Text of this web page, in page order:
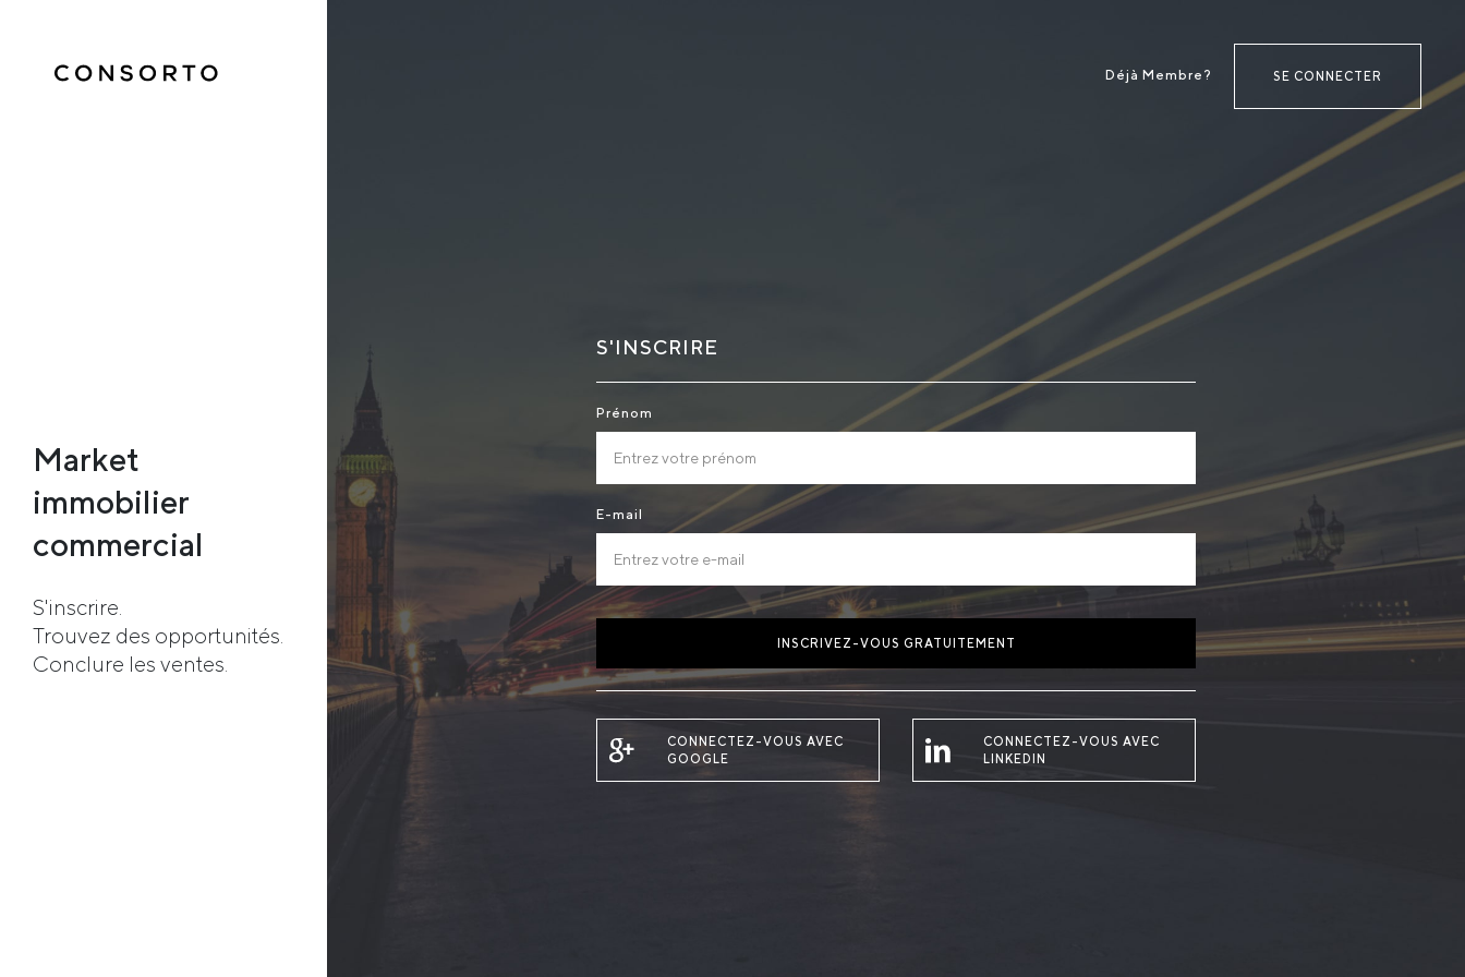
S'INSCRIRE
Prénom
E-mail
INSCRIVEZ-VOUS GRATUITEMENT
CONNECTEZ-VOUS AVEC
GOOGLE
CONNECTEZ-VOUS AVEC
LINKEDIN
Déjà Membre? SE CONNECTER
Market
immobilier
commercial
S'inscrire.
Trouvez des opportunités.
Conclure les ventes.